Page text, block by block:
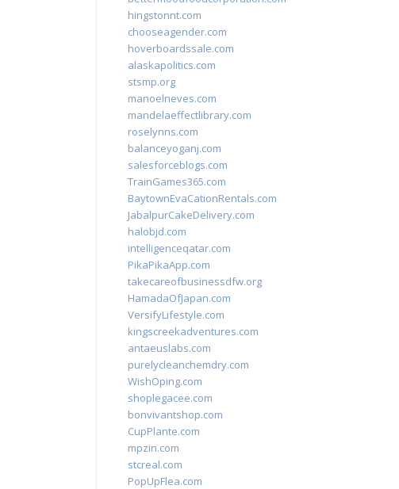
hingstonnt.com
chooseagender.com
hoverboardssale.com
alaskapolitics.com
stsmp.org
manoelneves.com
mandelaeffectlibrary.com
roselynns.com
balanceyoganj.com
salesforceblogs.com
TrainGames365.com
BaytownEvaCationRentals.com
JabalpurCakeDelivery.com
halobjd.com
intelligenceqatar.com
PikaPikaApp.com
takecareofbusinessdfw.org
HamadaOfJapan.com
VersifyLifestyle.com
kingscreekadventures.com
antaeuslabs.com
purelycleanchemdry.com
WishOping.com
shoplegacee.com
bonvivantshop.com
CupPlante.com
mpzin.com
stcreal.com
PopUpFlea.com